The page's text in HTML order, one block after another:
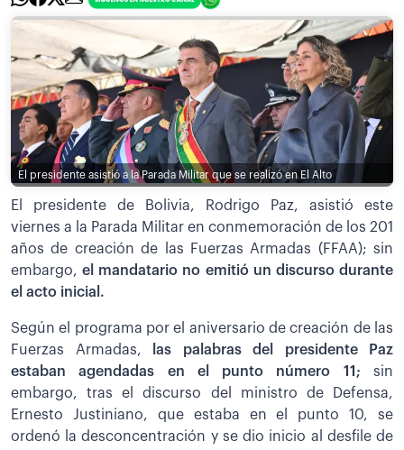
El presidente asistió a la Parada Militar que se realizó en El Alto
El presidente de Bolivia, Rodrigo Paz, asistió este
viernes a la Parada Militar en conmemoración de los 201
años de creación de las Fuerzas Armadas (FFAA); sin
embargo,el mandatario no emitió un discurso durante
el acto inicial.
Según el programa por el aniversario de creación de las
Fuerzas Armadas,
las palabras del presidente Paz
estaban agendadas en el punto número 11; sin
embargo, tras el discurso del ministro de Defensa,
Ernesto Justiniano, que estaba en el punto 10, se
ordenó la desconcentración y se dio inicio al desfile de